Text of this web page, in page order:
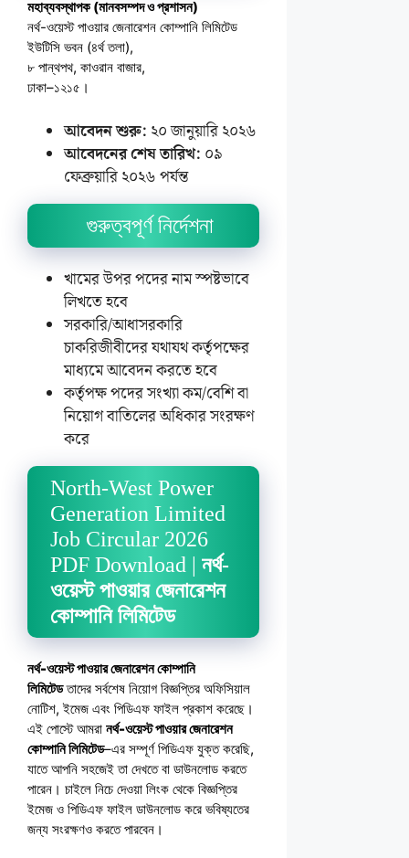
মহাব্যবস্থাপক (মানবসম্পদ ও প্রশাসন)
নর্থ-ওয়েস্ট পাওয়ার জেনারেশন কোম্পানি লিমিটেড
ইউটিসি ভবন (৪র্থ তলা),
৮ পান্থপথ, কাওরান বাজার,
ঢাকা–১২১৫।
আবেদন শুরু: ২০ জানুয়ারি ২০২৬
আবেদনের শেষ তারিখ: ০৯
ফেব্রুয়ারি ২০২৬ পর্যন্ত
গুরুত্বপূর্ণ নির্দেশনা
খামের উপর পদের নাম স্পষ্টভাবে
লিখতে হবে
সরকারি/আধাসরকারি
চাকরিজীবীদের যথাযথ কর্তৃপক্ষের
মাধ্যমে আবেদন করতে হবে
কর্তৃপক্ষ পদের সংখ্যা কম/বেশি বা
নিয়োগ বাতিলের অধিকার সংরক্ষণ
করে
North-West Power
Generation Limited
Job Circular 2026
PDF Download | নর্থ-
ওয়েস্ট পাওয়ার জেনারেশন
কোম্পানি লিমিটেড
নর্থ-ওয়েস্ট পাওয়ার জেনারেশন কোম্পানি
লিমিটেডতাদের সর্বশেষ নিয়োগ বিজ্ঞপ্তির অফিসিয়াল
নোটিশ, ইমেজ এবং পিডিএফ ফাইল প্রকাশ করেছে।
এই পোস্টে আমরা নর্থ-ওয়েস্ট পাওয়ার জেনারেশন
কোম্পানি লিমিটেড–এর সম্পূর্ণ পিডিএফ যুক্ত করেছি,
যাতে আপনি সহজেই তা দেখতে বা ডাউনলোড করতে
পারেন। চাইলে নিচে দেওয়া লিংক থেকে বিজ্ঞপ্তির
ইমেজ ও পিডিএফ ফাইল ডাউনলোড করে ভবিষ্যতের
জন্য সংরক্ষণও করতে পারবেন।